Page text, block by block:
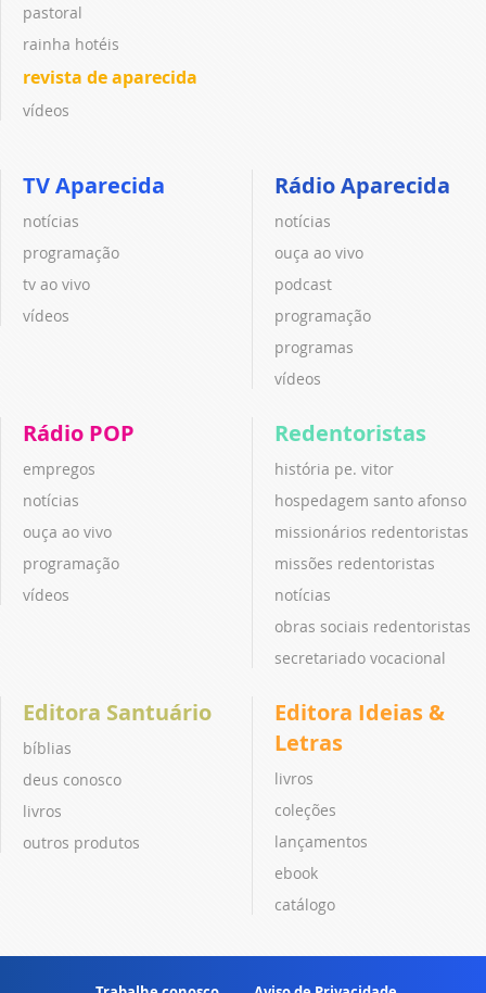
pastoral
rainha hotéis
revista de aparecida
vídeos
TV Aparecida
notícias
programação
tv ao vivo
vídeos
Rádio Aparecida
notícias
ouça ao vivo
podcast
programação
programas
vídeos
Rádio POP
empregos
notícias
ouça ao vivo
programação
vídeos
Redentoristas
história pe. vitor
hospedagem santo afonso
missionários redentoristas
missões redentoristas
notícias
obras sociais redentoristas
secretariado vocacional
Editora Santuário
bíblias
deus conosco
livros
outros produtos
Editora Ideias &
Letras
livros
coleções
lançamentos
ebook
catálogo